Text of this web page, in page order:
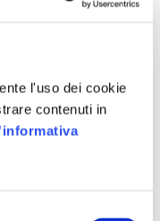
l'uso dei cookie
contenuti in